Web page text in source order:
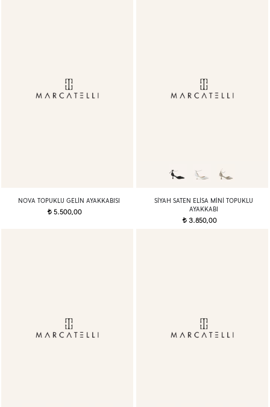
NOVA TOPUKLU GELIN AYAKKABISI
t 5.500,00
SIYAH SATEN ELISA MINI TOPUKLU
AYAKKABI
t3.850,00